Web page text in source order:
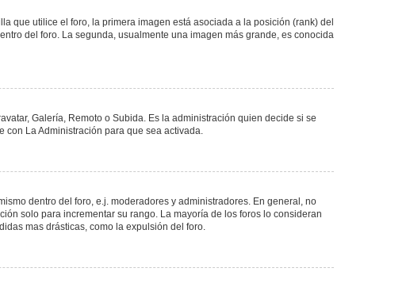
que utilice el foro, la primera imagen está asociada a la posición (rank) del
del foro. La segunda, usualmente una imagen más grande, es conocida
Galería, Remoto o Subida. Es la administración quien decide si se
con La Administración para que sea activada.
dentro del foro, e.j. moderadores y administradores. En general, no
solo para incrementar su rango. La mayoría de los foros lo consideran
mas drásticas, como la expulsión del foro.